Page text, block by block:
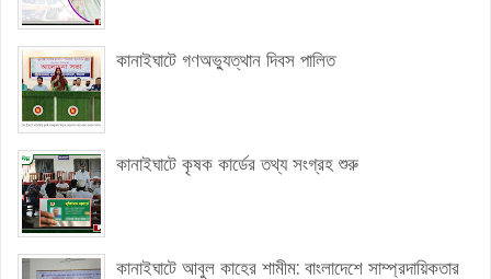
কানাইঘাটে গণঅভ্যুত্থান দিবস পালিত
কানাইঘাটে কৃষক কার্ডের তথ্য সংগ্রহ শুরু
কানাইঘাটে আবুল কাহের শামীম: বাংলাদেশে সাম্প্রদায়িকতার